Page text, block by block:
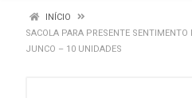
INÍCIO
SACOLA PARA PRESENTE SENTIMENTO
JUNCO – 10 UNIDADES